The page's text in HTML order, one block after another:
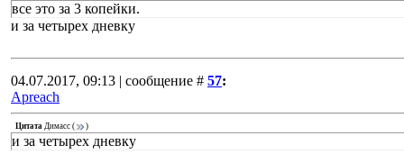
все это за 3 копейки.
и за четырех дневку
04.07.2017, 09:13 | сообщение # 57:
Apreach
Цитата Димасс ( )
и за четырех дневку